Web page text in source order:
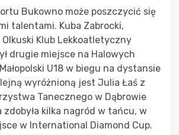
Bukowno może poszczycić się
talentami. Kuba Zabrocki,
Klub Lekkoatletyczny
drugie miejsce na Halowych
U18 w biegu na dystansie
wyróżnioną jest Julia Łaś z
Tanecznego w Dąbrowie
zdobyła kilka nagród w tańcu, w
w International Diamond Cup.